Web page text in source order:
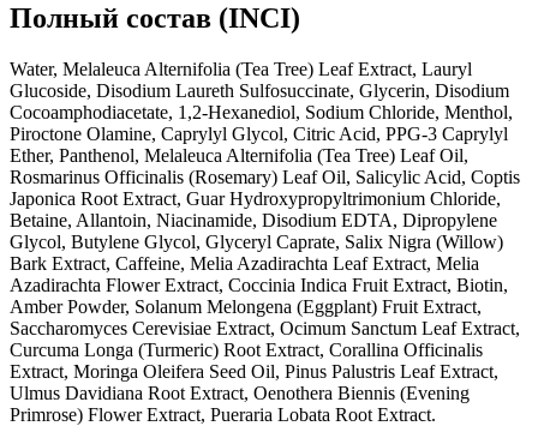
Полный состав (INCI)
Water, Melaleuca Alternifolia (Tea Tree) Leaf Extract, Lauryl
Glucoside, Disodium Laureth Sulfosuccinate, Glycerin, Disodium
Cocoamphodiacetate, 1,2-Hexanediol, Sodium Chloride, Menthol,
Piroctone Olamine, Caprylyl Glycol, Citric Acid, PPG-3 Caprylyl
Ether, Panthenol, Melaleuca Alternifolia (Tea Tree) Leaf Oil,
Rosmarinus Officinalis (Rosemary) Leaf Oil, Salicylic Acid, Coptis
Japonica Root Extract, Guar Hydroxypropyltrimonium Chloride,
Betaine, Allantoin, Niacinamide, Disodium EDTA, Dipropylene
Glycol, Butylene Glycol, Glyceryl Caprate, Salix Nigra (Willow)
Bark Extract, Caffeine, Melia Azadirachta Leaf Extract, Melia
Azadirachta Flower Extract, Coccinia Indica Fruit Extract, Biotin,
Amber Powder, Solanum Melongena (Eggplant) Fruit Extract,
Saccharomyces Cerevisiae Extract, Ocimum Sanctum Leaf Extract,
Curcuma Longa (Turmeric) Root Extract, Corallina Officinalis
Extract, Moringa Oleifera Seed Oil, Pinus Palustris Leaf Extract,
Ulmus Davidiana Root Extract, Oenothera Biennis (Evening
Primrose) Flower Extract, Pueraria Lobata Root Extract.